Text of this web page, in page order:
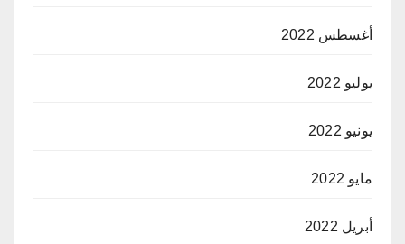
أغسطس 2022
يوليو 2022
يونيو 2022
مايو 2022
أبريل 2022